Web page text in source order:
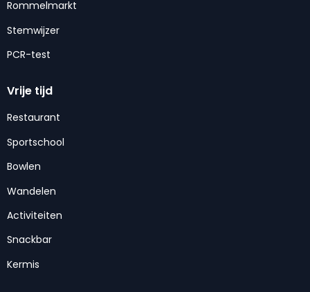
Rommelmarkt
Stemwijzer
PCR-test
Vrije tijd
Restaurant
Sportschool
Bowlen
Wandelen
Activiteiten
Snackbar
Kermis